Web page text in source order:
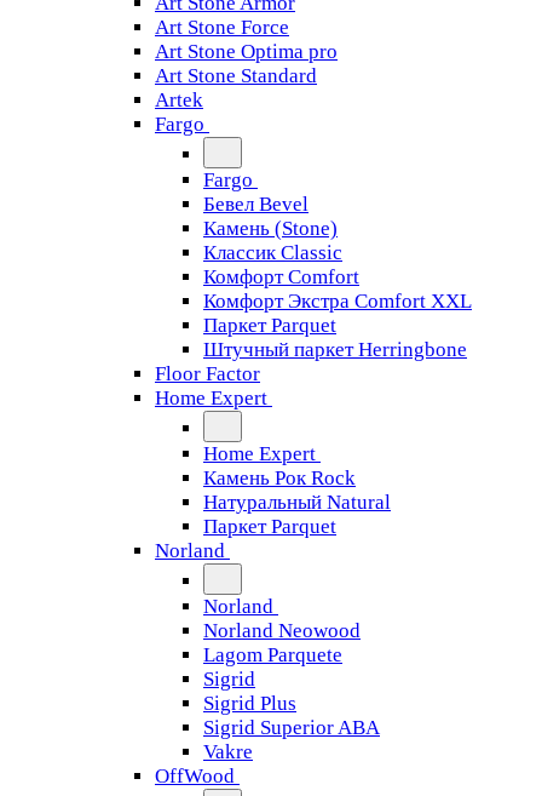
Art Stone Force
Art Stone Optima pro
Art Stone Standard
Artek
Fargo
Fargo
Бевел Bevel
Камень (Stone)
Классик Classic
Комфорт Comfort
Комфорт Экстра Comfort XXL
Паркет Parquet
Штучный паркет Herringbone
Floor Factor
Home Expert
Home Expert
Камень Рок Rock
Натуральный Natural
Паркет Parquet
Norland
Norland
Norland Neowood
Lagom Parquete
Sigrid
Sigrid Plus
Sigrid Superior ABA
Vakre
OffWood